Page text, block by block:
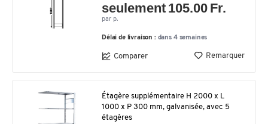
seulement 105.00 Fr.
par p.
Délai de livraison : dans 4 semaines
Comparer Remarquer
Étagère supplémentaire H 2000 x L
1000 x P 300 mm, galvanisée, avec 5
étagères